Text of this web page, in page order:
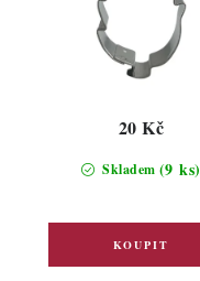
Skladem (9 ks)
20 Kč